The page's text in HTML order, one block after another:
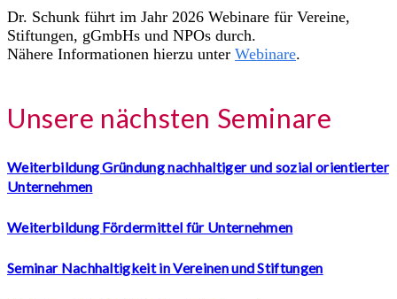
Dr. Schunk führt im Jahr 2026 Webinare für Vereine,
Stiftungen, gGmbHs und NPOs durch.
Nähere Informationen hierzu unter Webinare.
Unsere nächsten Seminare
Weiterbildung Gründung nachhaltiger und sozial orientierter
Unternehmen
Weiterbildung Fördermittel für Unternehmen
Seminar Nachhaltigkeit in Vereinen und Stiftungen